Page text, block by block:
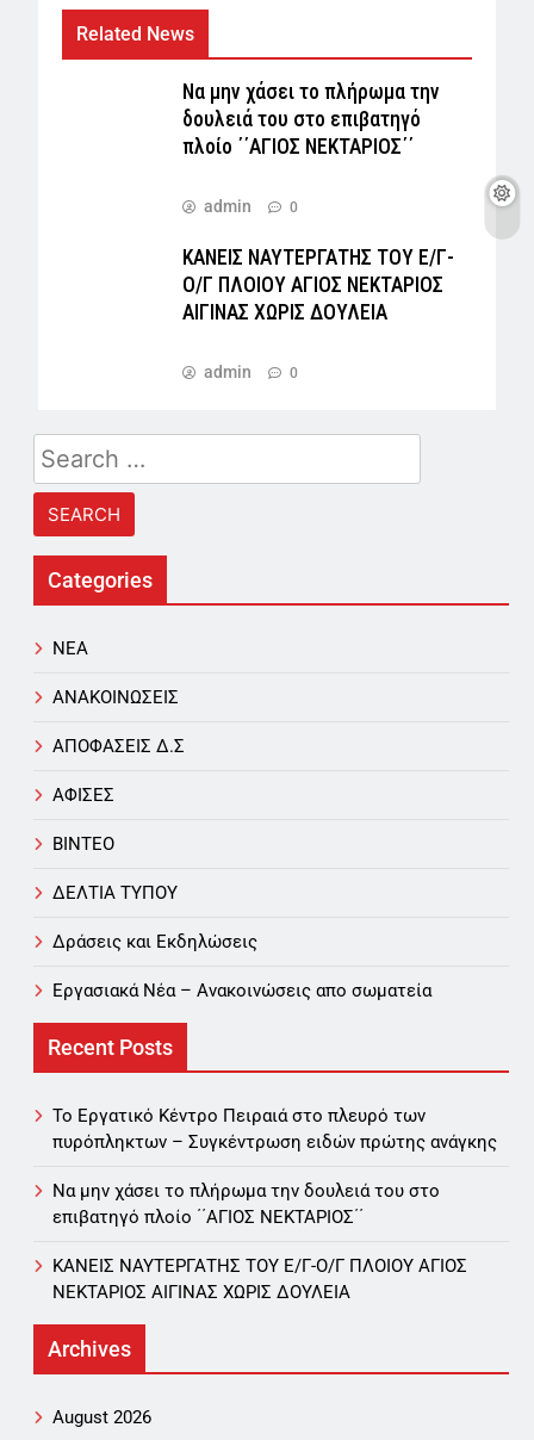
Related News
Να μην χάσει το πλήρωμα την
δουλειά του στο επιβατηγό
πλοίο ΄΄ΑΓΙΟΣ ΝΕΚΤΑΡΙΟΣ΄΄
admin 0
ΚΑΝΕΙΣ ΝΑΥΤΕΡΓΑΤΗΣ TOY Ε/Γ-
Ο/Γ ΠΛΟΙΟY ΑΓΙΟΣ ΝΕΚΤΑΡΙΟΣ
ΑΙΓΙΝΑΣ ΧΩΡΙΣ ΔΟΥΛΕΙΑ
admin 0
Search
for:
Categories
NEA
ΑΝΑΚΟΙΝΩΣΕΙΣ
ΑΠΟΦΑΣΕΙΣ Δ.Σ
ΑΦΙΣΕΣ
ΒΙΝΤΕΟ
ΔΕΛΤΙΑ ΤΥΠΟΥ
Δράσεις και Εκδηλώσεις
Εργασιακά Νέα – Aνακοινώσεις απο σωματεία
Recent Posts
Το Εργατικό Κέντρο Πειραιά στο πλευρό των
πυρόπληκτων – Συγκέντρωση ειδών πρώτης ανάγκης
Να μην χάσει το πλήρωμα την δουλειά του στο
επιβατηγό πλοίο ΄΄ΑΓΙΟΣ ΝΕΚΤΑΡΙΟΣ΄΄
ΚΑΝΕΙΣ ΝΑΥΤΕΡΓΑΤΗΣ TOY Ε/Γ-Ο/Γ ΠΛΟΙΟY ΑΓΙΟΣ
ΝΕΚΤΑΡΙΟΣ ΑΙΓΙΝΑΣ ΧΩΡΙΣ ΔΟΥΛΕΙΑ
Archives
August 2026